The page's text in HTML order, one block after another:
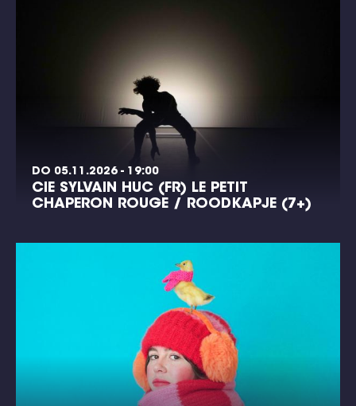
DO 05.11.2026 - 19:00
CIE SYLVAIN HUC (FR) LE PETIT
CHAPERON ROUGE / ROODKAPJE (7+)